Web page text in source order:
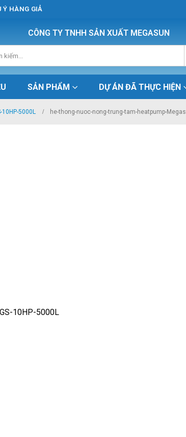
Ý HÀNG GIẢ
CÔNG TY TNHH SẢN XUẤT MEGASUN
SẢN PHẨM DỰ ÁN ĐÃ THỰC HIỆN
5000L he-thong-nuoc-nong-trung-tam-heatpump-
10HP-5000L